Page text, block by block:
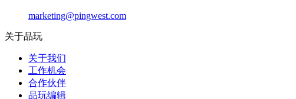
marketing@pingwest.com
关于品玩
关于我们
工作机会
合作伙伴
品玩编辑